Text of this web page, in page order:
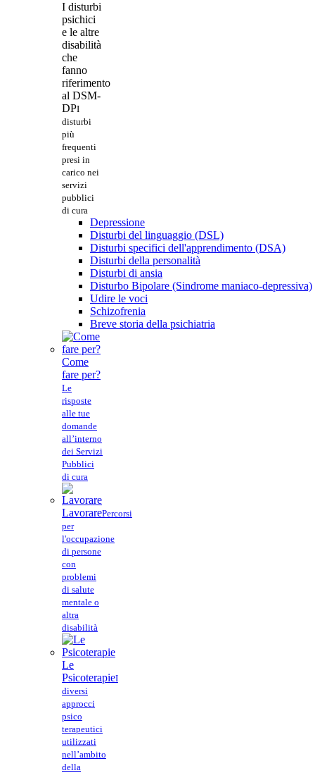
I disturbi
psichici
e le altre
disabilità
che
fanno
riferimento
al DSM-
DPI
disturbi
più
frequenti
presi in
carico nei
servizi
pubblici
di cura
Depressione
Disturbi del linguaggio (DSL)
Disturbi specifici dell'apprendimento (DSA)
Disturbi della personalità
Disturbi di ansia
Disturbo Bipolare (Sindrome maniaco-depressiva)
Udire le voci
Schizofrenia
Breve storia della psichiatria
Come
fare per?
Le
risposte
alle tue
domande
all’interno
dei Servizi
Pubblici
di cura
LavorarePercorsi
per
l'occupazione
di persone
con
problemi
di salute
mentale o
altra
disabilità
Le
PsicoterapieI
diversi
approcci
psico
terapeutici
utilizzati
nell’ambito
della